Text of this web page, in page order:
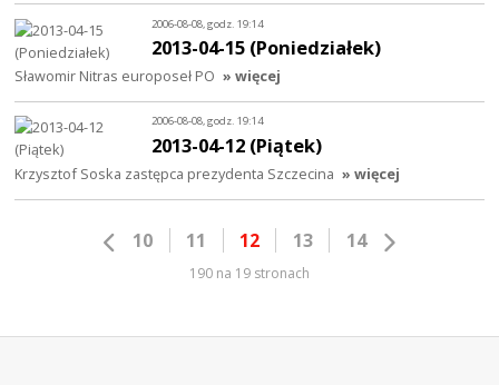
2006-08-08, godz. 19:14
2013-04-15 (Poniedziałek)
Sławomir Nitras europoseł PO » więcej
2006-08-08, godz. 19:14
2013-04-12 (Piątek)
Krzysztof Soska zastępca prezydenta Szczecina » więcej
10 11 12 13 14
190 na 19 stronach